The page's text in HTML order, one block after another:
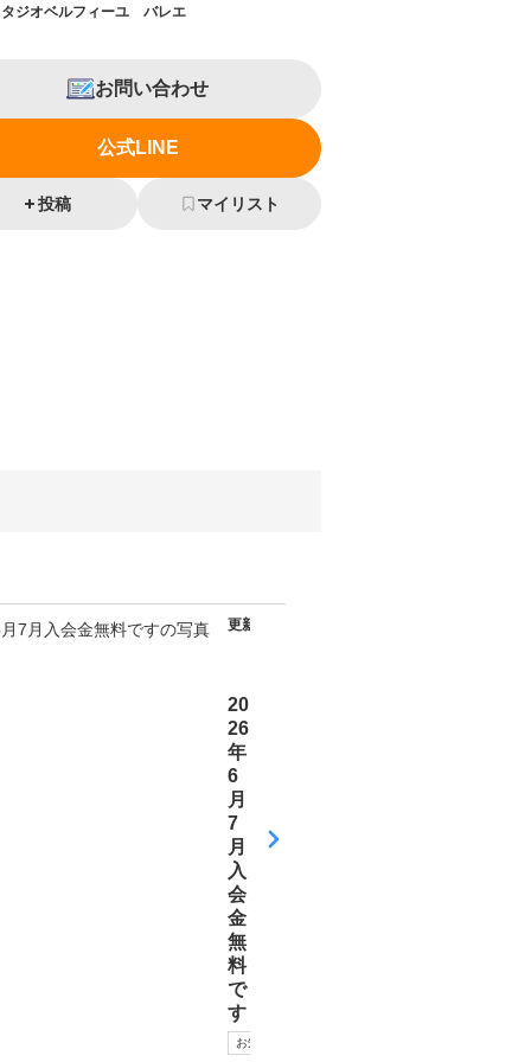
タジオベルフィーユ バレエ
お問い合わせ
公式LINE
投稿 マイリスト
更新日
20
26
年
6
月
7
月
入
会
金
無
料
で
す
お知らせ